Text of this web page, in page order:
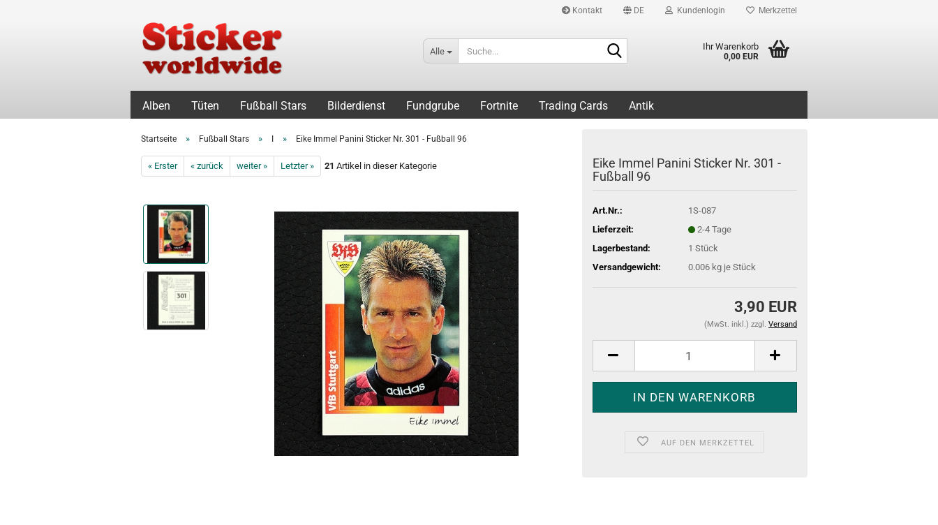
Kontakt DE Kundenlogin Merkzettel
Alle Ihr Warenkorb
0,00 EUR
Alben Tüten Fußball Stars Bilderdienst Fundgrube Fortnite Trading Cards Antik
Startseite » Fußball Stars » » Eike Immel Panini Sticker Nr. 301 - Fußball 96
« Erster « zurück weiter » Letzter » 21 Artikel in dieser Kategorie
Eike Immel Panini Sticker Nr. 301 -
Fußball 96
Art.Nr.:
1S-087
Lieferzeit:
2-4 Tage
Lagerbestand:
1 Stück
Versandgewicht:
0.006kg je Stück
3,90 EUR
(MwSt. inkl.) zzgl. Versand
AUF DEN MERKZETTEL